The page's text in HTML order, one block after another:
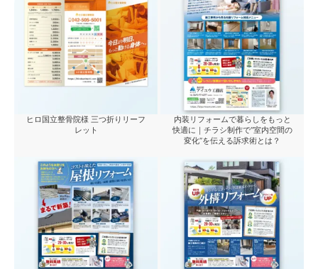
ヒロ国立整骨院様 三つ折りリーフ
レット
内装リフォームで暮らしをもっと
快適に｜チラシ制作で“室内空間の
変化”を伝える訴求術とは？